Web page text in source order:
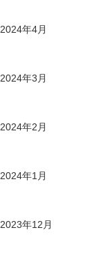
2024年4月
2024年3月
2024年2月
2024年1月
2023年12月